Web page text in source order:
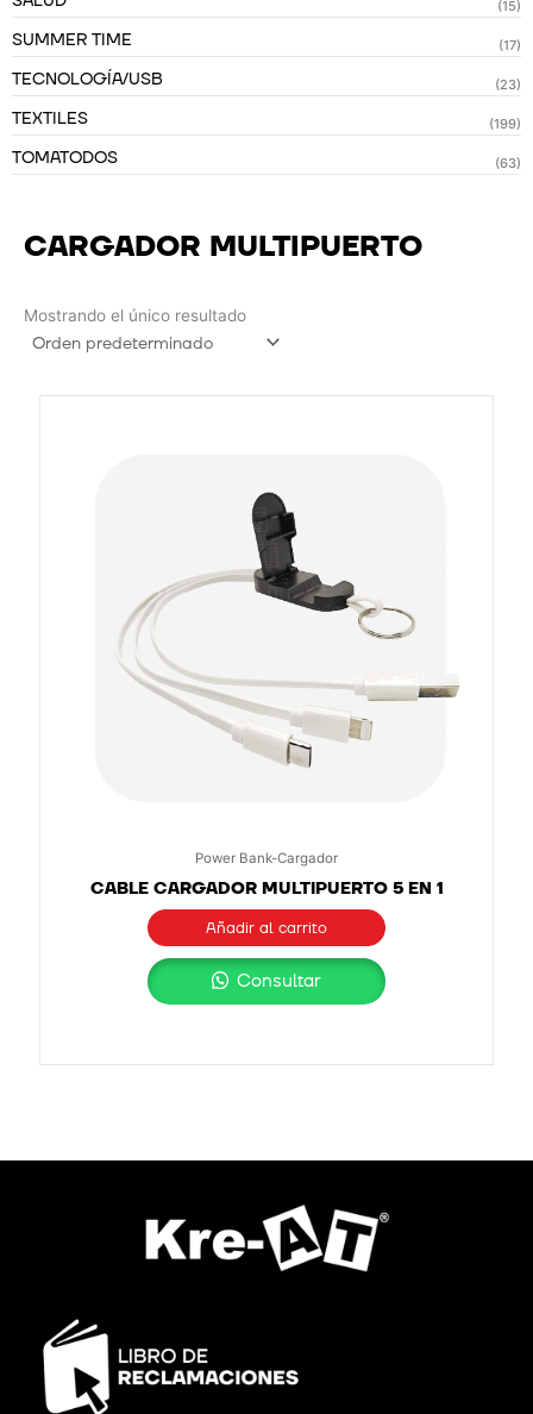
(15)
SUMMER TIME (17)
TECNOLOGÍA/USB (23)
TEXTILES (199)
TOMATODOS (63)
CARGADOR MULTIPUERTO
Mostrando el único resultado
Power Bank-Cargador
CABLE CARGADOR MULTIPUERTO 5 EN 1
Añadir al carrito
Consultar